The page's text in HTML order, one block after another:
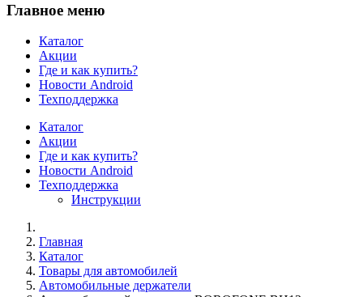
Главное меню
Каталог
Акции
Где и как купить?
Новости Android
Техподдержка
Каталог
Акции
Где и как купить?
Новости Android
Техподдержка
Инструкции
Главная
Каталог
Товары для автомобилей
Автомобильные держатели